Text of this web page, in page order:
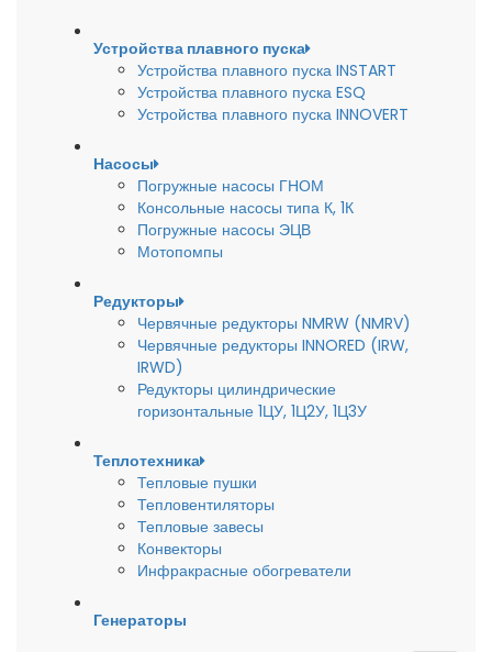
Устройства плавного пуска
Устройства плавного пуска INSTART
Устройства плавного пуска ESQ
Устройства плавного пуска INNOVERT
Насосы
Погружные насосы ГНОМ
Консольные насосы типа К, 1К
Погружные насосы ЭЦВ
Мотопомпы
Редукторы
Червячные редукторы NMRW (NMRV)
Червячные редукторы INNORED (IRW,
IRWD)
Редукторы цилиндрические
горизонтальные 1ЦУ, 1Ц2У, 1Ц3У
Теплотехника
Тепловые пушки
Тепловентиляторы
Тепловые завесы
Конвекторы
Инфракрасные обогреватели
Генераторы